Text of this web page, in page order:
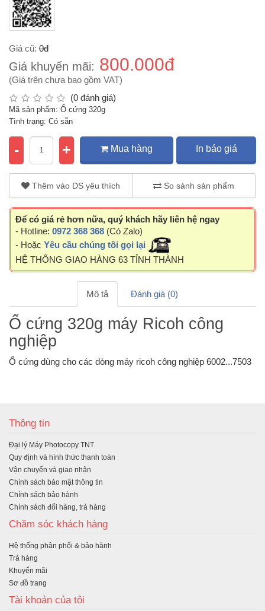
Giá cũ: 0đ
Giá khuyến mãi: 800.000đ
(Giá trên chưa bao gồm VAT)
(0 đánh giá)
Mã sản phẩm: Ổ cứng 320g
Tình trạng: Có sẵn
- + Mua hàng In báo giá
Thêm vào DS yêu thích So sánh sản phẩm
Để có giá rẻ hơn nữa, quý khách hãy liên hệ ngay
- Hotline: 0972 368 368 (Có Zalo)
- Hoặc Yêu cầu chúng tôi gọi lại
HỆ THỐNG GIAO HÀNG 63 TỈNH THÀNH
Mô tả Đánh giá (0)
Ổ cứng 320g máy Ricoh công
nghiệp
Ổ cứng dùng cho các dòng máy ricoh công nghiệp 6002...7503
Thông tin
Đại lý Máy Photocopy TNT
Quy định và hình thức thanh toán
Vận chuyển và giao nhận
Chính sách bảo mật thông tin
Chính sách bảo hành
Chính sách đổi hàng, trả hàng
Chăm sóc khách hàng
Hệ thống phân phối & bảo hành
Trả hàng
Khuyến mãi
Sơ đồ trang
Tài khoản của tôi